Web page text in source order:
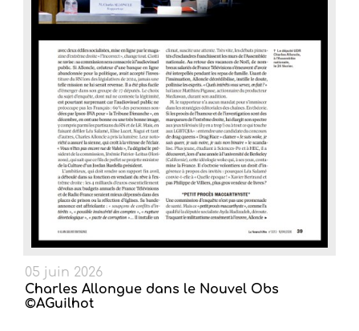
05 juin 2026
Charles Allongue dans le Nouvel Obs
©AGuilhot